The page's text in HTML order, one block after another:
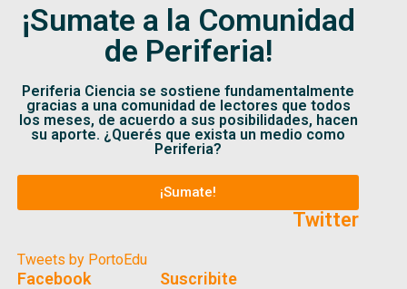
¡Sumate a la Comunidad
de Periferia!
Periferia Ciencia se sostiene fundamentalmente
gracias a una comunidad de lectores que todos
los meses, de acuerdo a sus posibilidades, hacen
su aporte. ¿Querés que exista un medio como
Periferia?
¡Sumate!
Twitter
Tweets by PortoEdu
Facebook Suscribite